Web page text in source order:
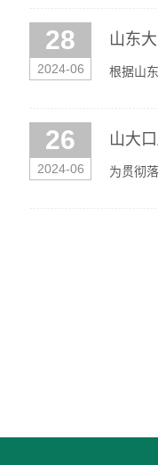
28
2024-06
山东
根据山
26
2024-06
山大
为贯彻